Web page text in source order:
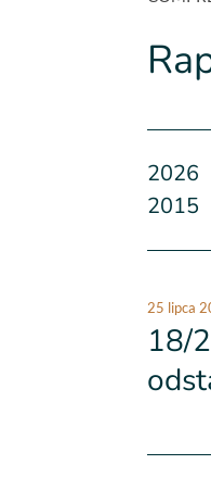
2026
2015
25 lipca
18/